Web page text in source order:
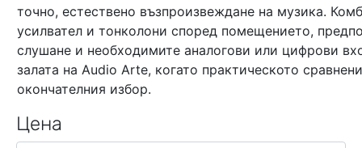
точно, естествено възпроизвеждане на музика.
усилвател и тонколони според помещението,
слушане и необходимите аналогови или цифрови
залата на Audio Arte, когато практическото
окончателния избор.
Цена